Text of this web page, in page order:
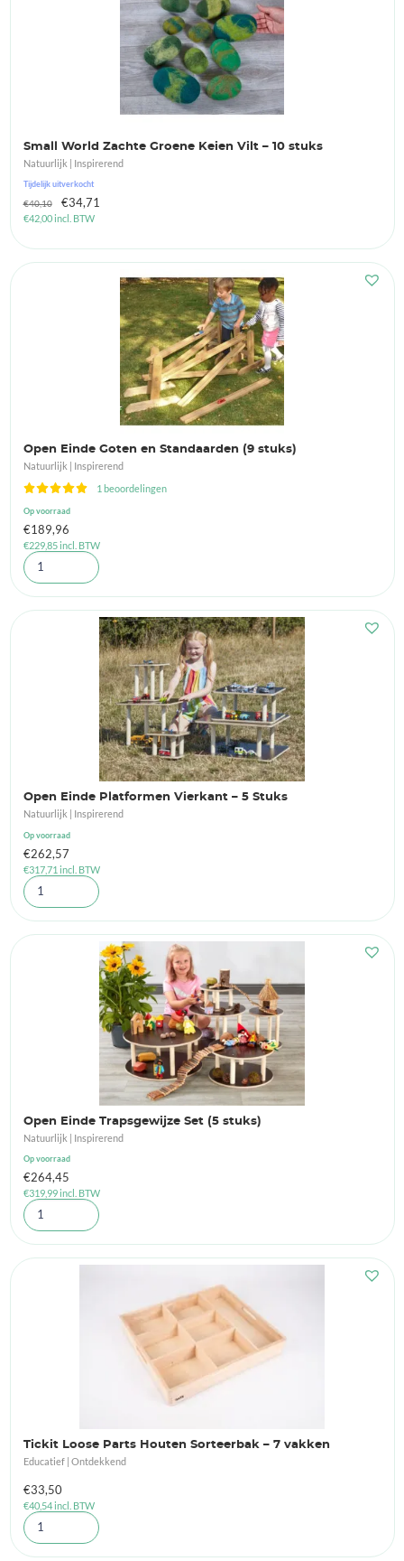
Small World Zachte Groene Keien Vilt – 10 stuks
Natuurlijk | Inspirerend
Tijdelijk uitverkocht
€40,10
Oorspronkelijke
prijs
€34,71
€42,00incl. BTW
Open Einde Goten en Standaarden (9 stuks)
Natuurlijk | Inspirerend
1 beoordelingen
Op voorraad
€189,96
€229,85incl. BTW
Open Einde Platformen Vierkant – 5 Stuks
Natuurlijk | Inspirerend
Op voorraad
€262,57
€317,71 incl. BTW
Open Einde Trapsgewijze Set (5 stuks)
Natuurlijk | Inspirerend
Op voorraad
€264,45
€319,99incl. BTW
Tickit Loose Parts Houten Sorteerbak – 7 vakken
Educatief | Ontdekkend
€33,50
€40,54incl. BTW